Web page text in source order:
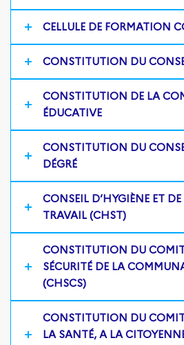
CELLULE DE FORMATION
CONSTITUTION DU
CONSTITUTION DE LA
ÉDUCATIVE
CONSTITUTION DU
DÉGRÉ
CONSEIL D’HYGIÈNE ET
TRAVAIL (CHST)
CONSTITUTION DU
SÉCURITÉ DE LA
(CHSCS)
CONSTITUTION DU
LA SANTÉ, A LA